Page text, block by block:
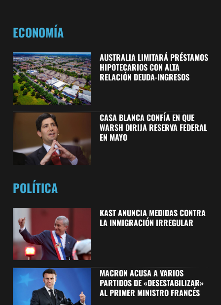
ECONOMÍA
AUSTRALIA LIMITARÁ PRÉSTAMOS
HIPOTECARIOS CON ALTA
RELACIÓN DEUDA-INGRESOS
CASA BLANCA CONFÍA EN QUE
WARSH DIRIJA RESERVA FEDERAL
EN MAYO
POLÍTICA
KAST ANUNCIA MEDIDAS CONTRA
LA INMIGRACIÓN IRREGULAR
MACRON ACUSA A VARIOS
PARTIDOS DE «DESESTABILIZAR»
AL PRIMER MINISTRO FRANCÉS